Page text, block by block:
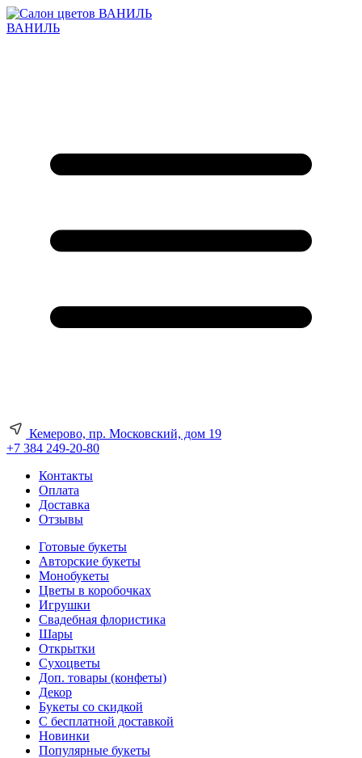
ВАНИЛЬ
Кемерово, пр. Московский, дом 19
+7 384 249-20-80
Контакты
Оплата
Доставка
Отзывы
Готовые букеты
Авторские букеты
Монобукеты
Цветы в коробочках
Игрушки
Свадебная флористика
Шары
Открытки
Сухоцветы
Доп. товары (конфеты)
Декор
Букеты со скидкой
С бесплатной доставкой
Новинки
Популярные букеты